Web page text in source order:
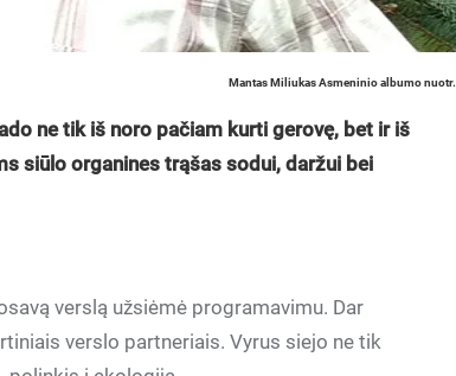
Mantas Miliukas Asmeninio albumo nuotr.
ne tik iš noro pačiam kurti gerovę, bet ir iš
siūlo organines trąšas sodui, daržui bei
verslą užsiėmė programavimu. Dar
verslo partneriais. Vyrus siejo ne tik